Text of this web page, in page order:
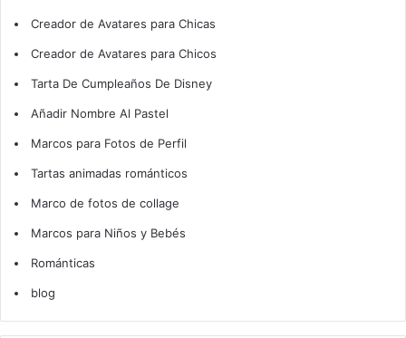
Creador de Avatares para Chicas
Creador de Avatares para Chicos
Tarta De Cumpleaños De Disney
Añadir Nombre Al Pastel
Marcos para Fotos de Perfil
Tartas animadas románticos
Marco de fotos de collage
Marcos para Niños y Bebés
Románticas
blog